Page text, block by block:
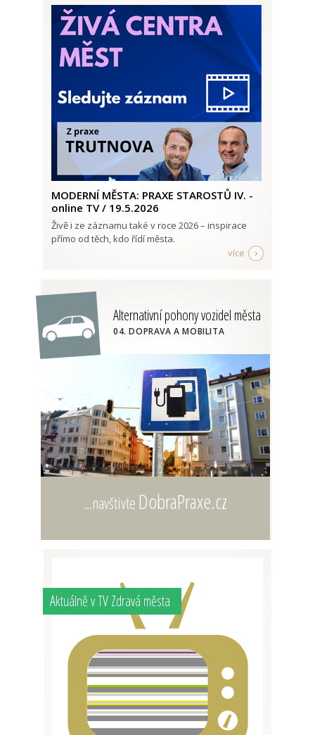
MODERNÍ MĚSTA: PRAXE STAROSTŮ IV. -
online TV / 19.5.2026
Živě i ze záznamu také v roce 2026 – inspirace
přímo od těch, kdo řídí města.
více
Alternativní pohony vozidel města
04. DOPRAVA A MOBILITA
...navštivte DobraPraxe.cz
Aktuálně v TV Zdravá města